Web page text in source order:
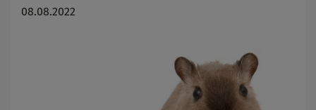
08.08.2022